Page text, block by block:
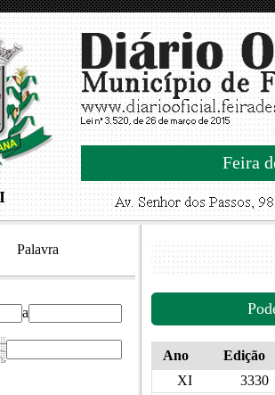
Feira
Palavra
a
Ano
Edição
XI
3330